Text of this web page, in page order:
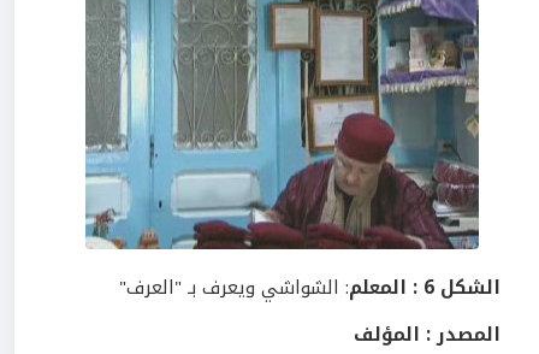
الشكل 6 : المعلم
: الشواشي ويعرف بـ "العرف"
المصدر : المؤلف